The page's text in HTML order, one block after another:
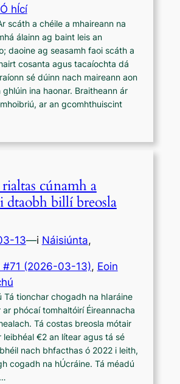
hÍcí
scáth a chéile a mhaireann na
álainn ag baint leis an
daoine ag seasamh faoi scáth a
cosanta agus tacaíochta dá
sé dúinn nach maireann aon
ina haonar. Braitheann ár
ar an gcomhthuiscint
cúnamh a
dtaobh billí breosla
13—i Náisiúnta,
#71 (2026-03-13), Eoin
Tá tionchar chogadh na hIaráine
phócaí tomhaltóirí Éireannacha
Tá costas breosla mótair
leibhéal €2 an lítear agus tá sé
nach bhfacthas ó 2022 i leith,
cogadh na hÚcráine. Tá méadú